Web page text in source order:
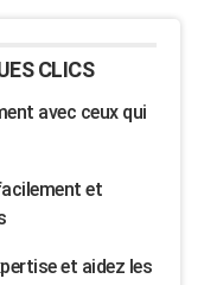
CLICS
avec ceux qui
et
et aidez les